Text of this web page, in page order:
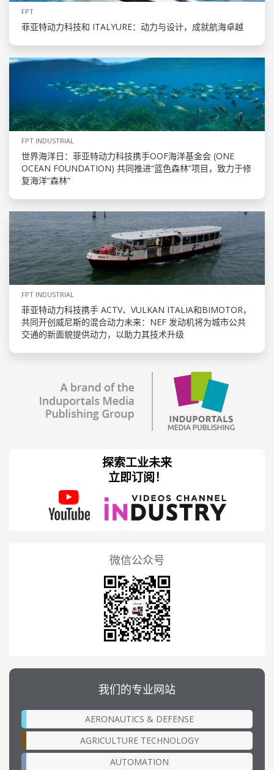
FPT
菲亚特动力科技和 ITALYURE：动力与设计，成就航海卓越
FPT INDUSTRIAL
世界海洋日：菲亚特动力科技携手OOF海洋基金会 (ONE
OCEAN FOUNDATION) 共同推进“蓝色森林”项目，致力于修
复海洋“森林”
FPT INDUSTRIAL
菲亚特动力科技携手 ACTV、VULKAN ITALIA和BIMOTOR，
共同开创威尼斯的混合动力未来：NEF 发动机将为城市公共
交通的新面貌提供动力，以助力其技术升级
探索工业未来
立即订阅！
微信公众号
我们的专业网站
AERONAUTICS & DEFENSE
AGRICULTURE TECHNOLOGY
AUTOMATION